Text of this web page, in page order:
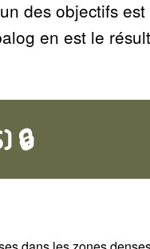
des objectifs
en est le
🔒